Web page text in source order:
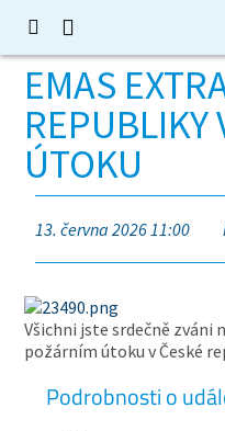
EMAS
REPUBLIKY
ÚTOKU
13. června 2026 11:00
Všichni jste srdečně zváni
požárním útoku v České
Podrobnosti o